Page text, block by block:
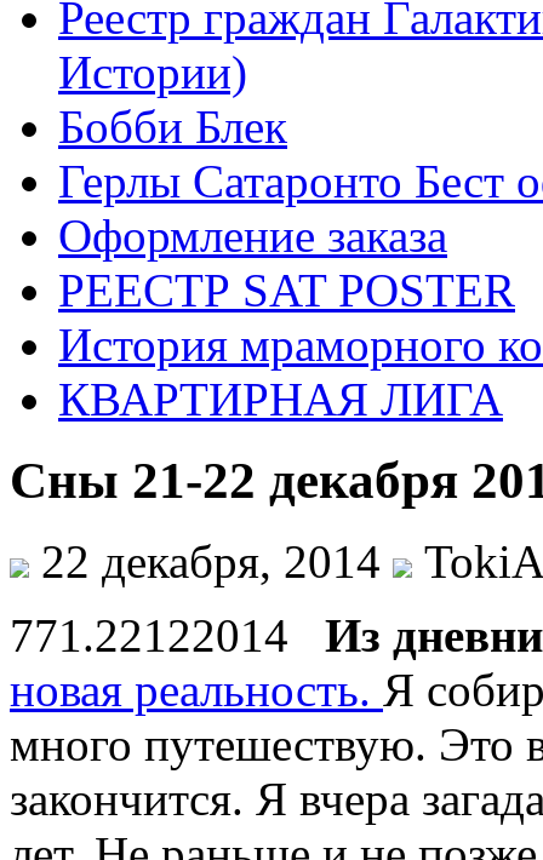
Реестр граждан
Истории)
Бобби Блек
Герлы Сатаронто Бест
Оформление заказа
РЕЕСТР SAT POSTER
История мраморного
КВАРТИРНАЯ ЛИГА
Сны 21-22 декабря
22 декабря, 2014
771.22122014 Из
новая реальность. Я
много путешествую. Это
закончится. Я вчера